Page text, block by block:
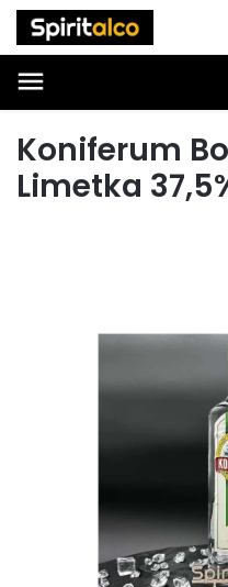
Koniferum
Limetka